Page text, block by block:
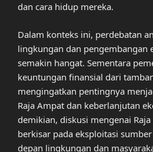
dan cara hidup mereka.
Dalam konteks ini, perdebatan
lingkungan dan pengembangan
semakin hangat. Sementara
keuntungan finansial dari
mengingatkan pentingnya
Raja Ampat dan keberlanjutan
demikian, diskusi mengenai
berkisar pada eksploitasi
depan lingkungan dan